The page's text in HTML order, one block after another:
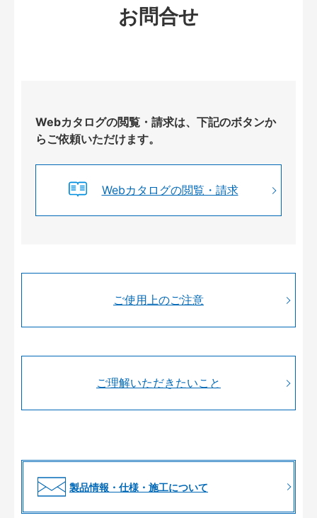
お問合せ
Webカタログの閲覧・請求は、下記のボタンか
らご依頼いただけます。
Webカタログの閲覧・請求
ご使用上のご注意
ご理解いただきたいこと
製品情報・仕様・施工について